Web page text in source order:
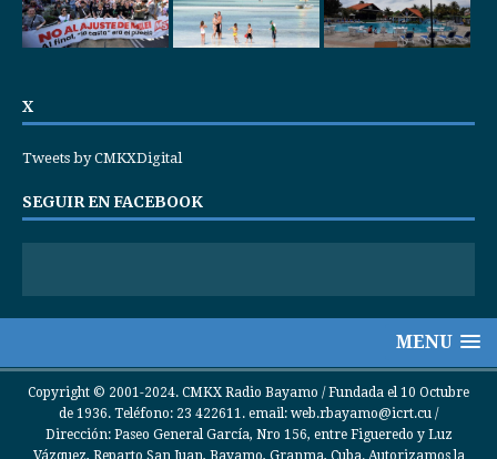
X
Tweets by CMKXDigital
SEGUIR EN FACEBOOK
MENU
Copyright © 2001-2024. CMKX Radio Bayamo / Fundada el 10 Octubre
de 1936. Teléfono: 23 422611. email: web.rbayamo@icrt.cu /
Dirección: Paseo General García, Nro 156, entre Figueredo y Luz